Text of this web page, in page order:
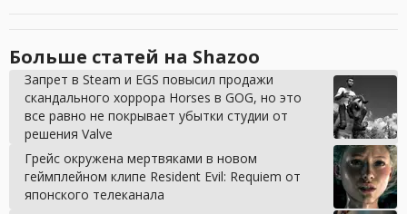
Больше статей на Shazoo
Запрет в Steam и EGS повысил продажи
скандального хоррора Horses в GOG, но это
все равно не покрывает убытки студии от
решения Valve
Грейс окружена мертвяками в новом
геймплейном клипе Resident Evil: Requiem от
японского телеканала